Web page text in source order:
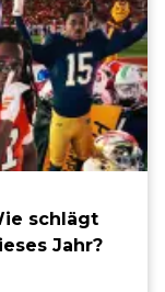
schlägt
Jahr?